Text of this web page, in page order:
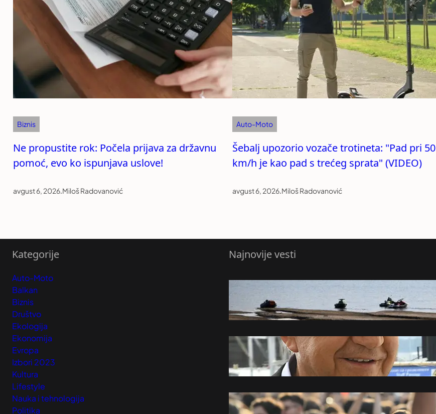
Biznis
Ne propustite rok: Počela prijava za državnu
pomoć, evo ko ispunjava uslove!
avgust 6, 2026.Miloš Radovanović
Auto-Moto
Šebalj upozorio vozače trotineta: "Pad pri 50
km/h je kao pad s trećeg sprata" (VIDEO)
avgust 6, 2026.Miloš Radovanović
Kategorije
Auto-Moto
Balkan
Biznis
Društvo
Ekologija
Ekonomija
Evropa
Izbori 2023
Kultura
Lifestyle
Nauka i tehnologija
Politika
Najnovije vesti
raste vodostaj Dunava, Pakš čeka
nastavak rada
avgust 6, 2026
Mišković osnovao firmu pre tri meseca,
pa dobio posao na Ekspu
avgust 6, 2026
Milivojević: Većina građana Srbije uz